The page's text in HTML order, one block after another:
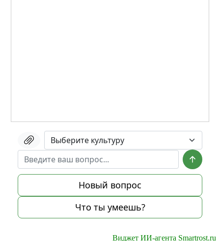
Виджет ИИ-агента Smartrost.ru